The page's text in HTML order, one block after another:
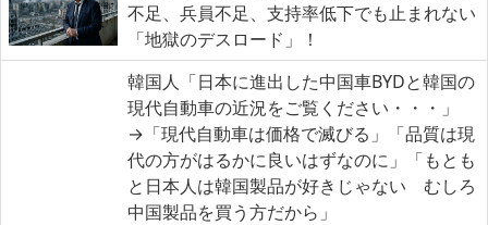
不足、兵員不足、支持率低下でも止まれない
「地獄のデスロード」！
韓国人「日本に進出した中国車BYDと韓国の
現代自動車の近況をご覧ください・・・」
→「現代自動車は価格で滅びる」「品質は現
代の方がはるかに良いはずなのに」「もとも
と日本人は韓国製品が好きじゃない むしろ
中国製品を買う方だから」